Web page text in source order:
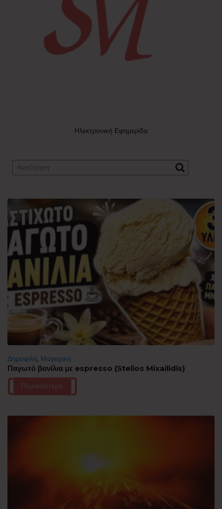
Ηλεκτρονική Εφημερίδα
Δημοφιλή, Μαγειρική
Παγωτό βανίλια με espresso (Stelios Mixailidis)
Περισσότερα